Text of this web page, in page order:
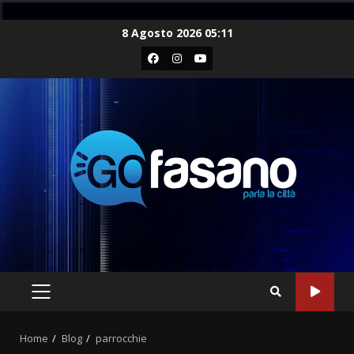
8 Agosto 2026 05:11
Facebook
Instagram
Youtube
PRIMARY
Home Blog parrocchie